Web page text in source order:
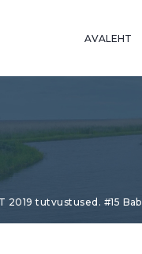
AVALEHT
2019 tutvustused. #15